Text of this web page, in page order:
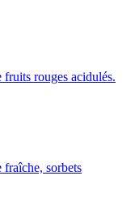
rouges acidulés.
fraîche, sorbets